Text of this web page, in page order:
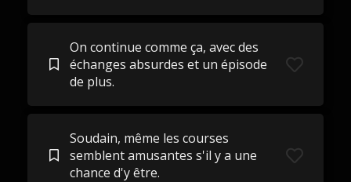
On continue comme ça, avec des
échanges absurdes et un épisode
de plus.
Soudain, même les courses
semblent amusantes s'il y a une
chance d'y être.